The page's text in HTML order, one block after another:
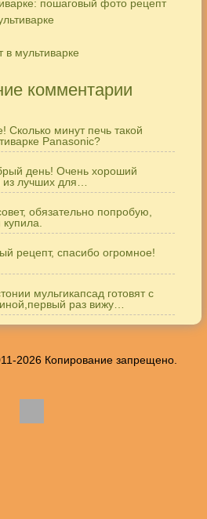
пошаговый фото рецепт
мультиварке
комментарии
Сколько минут печь такой
Panasonic?
день! Очень хороший
из лучших для…
обязательно попробую,
рецепт, спасибо огромное!
мульгикапсад готовят с
раз вижу…
и…
рецепт как готовили наши
минут…
2026 Копирование запрещено.